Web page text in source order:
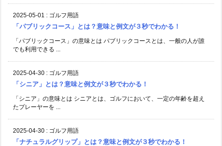
2025-05-01 : ゴルフ用語
「パブリックコース」とは？意味と例文が３秒でわかる！
「パブリックコース」の意味とは パブリックコースとは、一般の人が誰
でも利用できる ...
2025-04-30 : ゴルフ用語
「シニア」とは？意味と例文が３秒でわかる！
「シニア」の意味とは シニアとは、ゴルフにおいて、一定の年齢を超え
たプレーヤーを ...
2025-04-30 : ゴルフ用語
「ナチュラルグリップ」とは？意味と例文が３秒でわかる！